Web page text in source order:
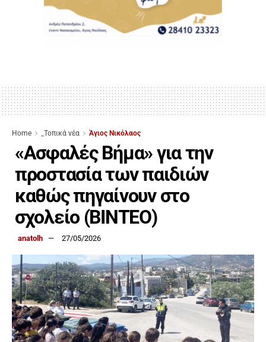
Home _Τοπικά νέα Άγιος Νικόλαος
«Ασφαλές Βήμα» για την
προστασία των παιδιών
καθώς πηγαίνουν στο
σχολείο (BINTEO)
anatolh 27/05/2026